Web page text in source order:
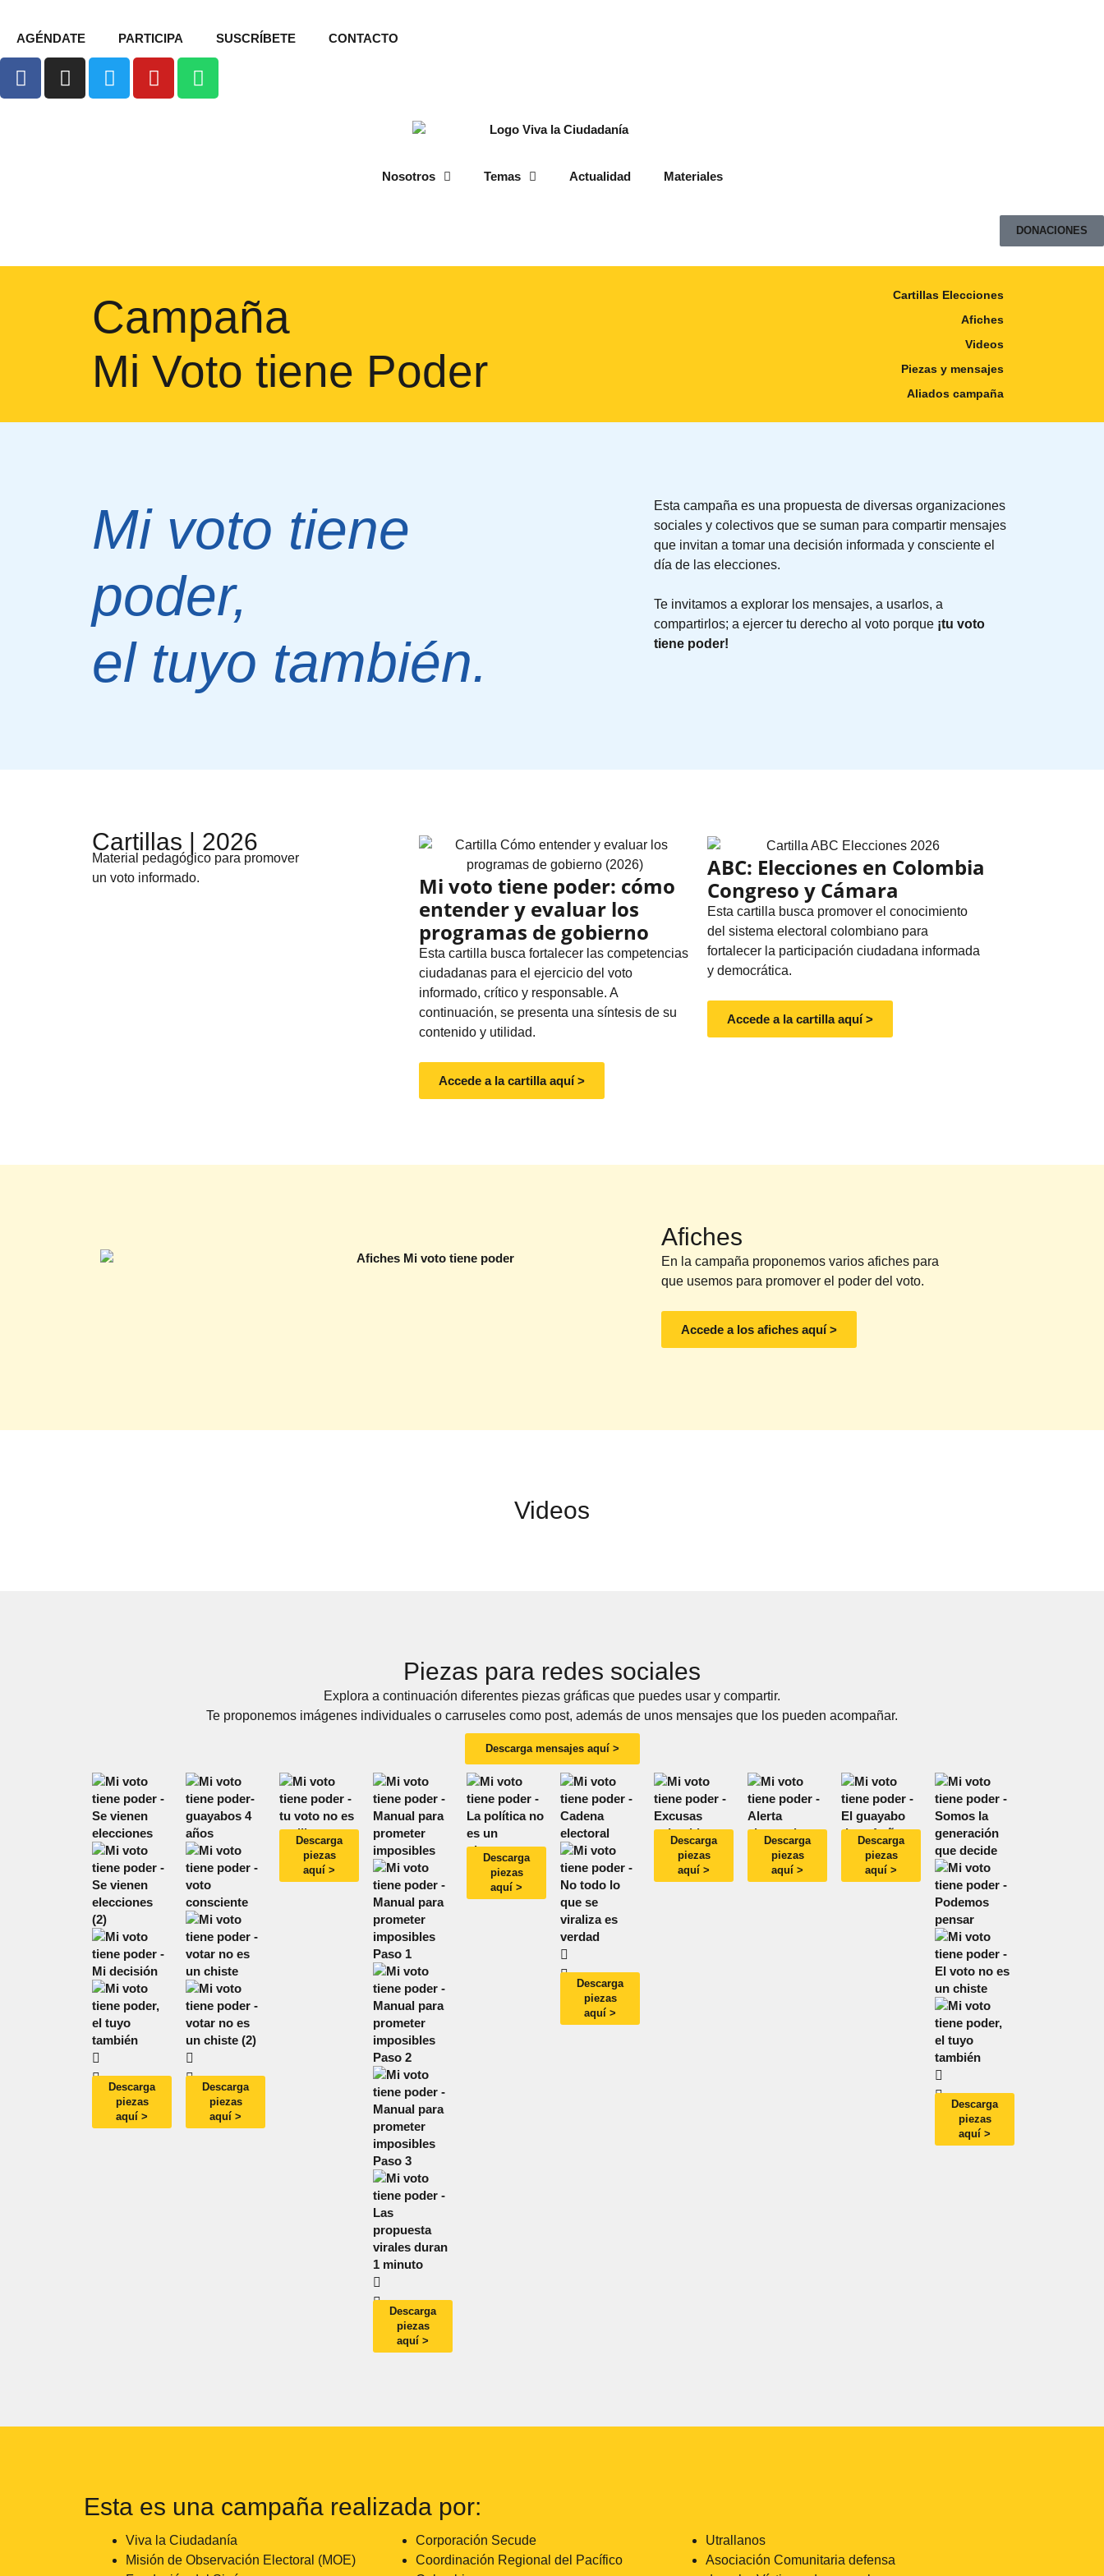
AGÉNDATE PARTICIPA SUSCRÍBETE CONTACTO
Nosotros Temas Actualidad Materiales
DONACIONES
Campaña
Mi Voto tiene Poder
Cartillas Elecciones
Afiches
Videos
Piezas y mensajes
Aliados campaña
Mi voto tiene
poder,
el tuyo también.
Esta campaña es una propuesta de diversas organizaciones
sociales y colectivos que se suman para compartir mensajes
que invitan a tomar una decisión informada y consciente el
día de las elecciones.
Te invitamos a explorar los mensajes, a usarlos, a
compartirlos; a ejercer tu derecho al voto porque ¡tu voto
tiene poder!
Cartillas | 2026
Material pedagógico para promover
un voto informado.
Mi voto tiene poder: cómo
entender y evaluar los
programas de gobierno
Esta cartilla busca fortalecer las competencias
ciudadanas para el ejercicio del voto
informado, crítico y responsable. A
continuación, se presenta una síntesis de su
contenido y utilidad.
Accede a la cartilla aquí >
ABC: Elecciones en Colombia
Congreso y Cámara
Esta cartilla busca promover el conocimiento
del sistema electoral colombiano para
fortalecer la participación ciudadana informada
y democrática.
Accede a la cartilla aquí >
Afiches
En la campaña proponemos varios afiches para
que usemos para promover el poder del voto.
Accede a los afiches aquí >
Videos
Piezas para redes sociales
Explora a continuación diferentes piezas gráficas que puedes usar y compartir.
Te proponemos imágenes individuales o carruseles como post, además de unos mensajes que los pueden acompañar.
Descarga mensajes aquí >
Descarga
piezas
aquí >
Descarga
piezas
aquí >
Descarga
piezas
aquí >
Descarga
piezas
aquí >
Descarga
piezas
aquí >
Descarga
piezas
aquí >
Descarga
piezas
aquí >
Descarga
piezas
aquí >
Descarga
piezas
aquí >
Descarga
piezas
aquí >
Esta es una campaña realizada por:
Viva la Ciudadanía
Misión de Observación Electoral (MOE)
Corporación Secude
Coordinación Regional del Pacífico
Utrallanos
Asociación Comunitaria defensa